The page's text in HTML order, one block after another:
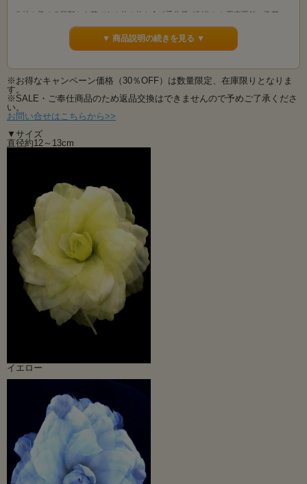
生地を染める段階から花びら１枚１枚を全て手作業で制作した正真正銘の染花・
アートフラワーの高級コサージュです。
上質な正絹生地とオーガーンジーを使用しております。質の高い生地は色の発色
や仕上がりもまた格別です。
クチナシの花をモチーフにデザインした上品なコサージ。
軽さと柔らかさで着けごこちが素晴らしいです。
薄い生地のお洋服やお帽子にもピッタリフィットの装着感♪
重さでお洋服の生地がよれたり垂れ下がったり、着け心地が悪いコサージュもあ
りますが、このコサージュは違います♪
花びら一枚一枚の染めから、全て手作業ハンドカールで制作しております。
華やかで明るい印象の「イエロー」。
とても綺麗な色です。着ければお顔も明るく若々しい雰囲気になります。
柔らかな色の「ブルー」。
紺やグレーのお洋服にも合わせやすく上品な印象です。なかなかお作りが無い色
なので貴重です。
誰からも好まれる「ピンク」。
優しく穏やかな印象のお色です。人気もナンバーワン！
フォーマルな印象の「ホワイト」。
清楚なイメージが特徴。ほんの少しですが、ほんのりピンクのぼかし入ってい
て、どのよう色のお洋服にも合わせやすいです。
ッコいい。どんな年代の方にも合わせやすいです。
て見えますので是非お試しください！
※キャンペーン価格は数量限定となります。
※特別ご奉仕価格商品のため返品交換はできませんので予めご了承ください。
▼ 商品説明の続きを見る ▼
※お得なキャンペーン価格（30％OFF）は数量限定、在庫限りとなりま
す。
※SALE・ご奉仕商品のため返品交換はできませんので予めご了承くださ
い。
お問い合せはこちらから>>
▼サイズ
直径約12～13cm
イエロー